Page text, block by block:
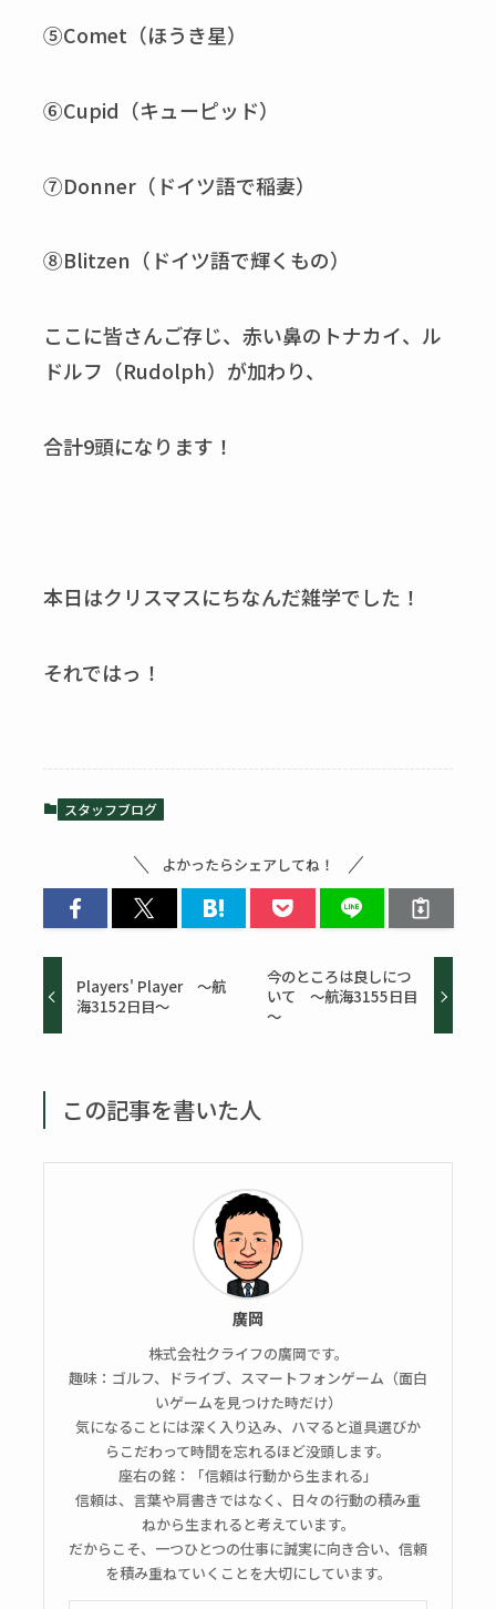
⑤Comet（ほうき星）
⑥Cupid（キューピッド）
⑦Donner（ドイツ語で稲妻）
⑧Blitzen（ドイツ語で輝くもの）
ここに皆さんご存じ、赤い鼻のトナカイ、ル
ドルフ（Rudolph）が加わり、
合計9頭になります！
本日はクリスマスにちなんだ雑学でした！
それではっ！
スタッフブログ
よかったらシェアしてね！
Players' Player ～航
海3152日目～
今のところは良しにつ
いて ～航海3155日目
～
この記事を書いた人
廣岡
株式会社クライフの廣岡です。
趣味：ゴルフ、ドライブ、スマートフォンゲーム（面白
いゲームを見つけた時だけ）
気になることには深く入り込み、ハマると道具選びか
らこだわって時間を忘れるほど没頭します。
座右の銘：「信頼は行動から生まれる」
信頼は、言葉や肩書きではなく、日々の行動の積み重
ねから生まれると考えています。
だからこそ、一つひとつの仕事に誠実に向き合い、信頼
を積み重ねていくことを大切にしています。